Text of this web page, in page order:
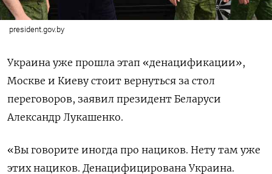
president.gov.by
Украина уже прошла этап «денацификации»,
Москве и Киеву стоит вернуться за стол
переговоров, заявил президент Беларуси
Александр Лукашенко.
«Вы говорите иногда про нациков. Нету там уже
этих нациков. Денацифицирована Украина.